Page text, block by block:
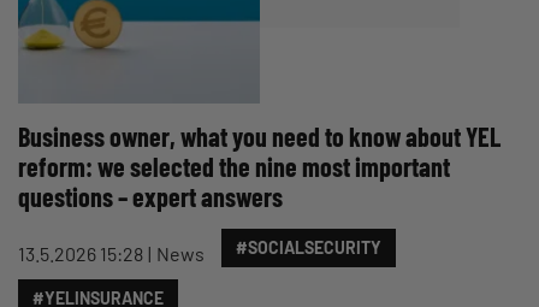
Business owner, what you need to know about YEL
reform: we selected the nine most important
questions – expert answers
13.5.2026 15:28 News #SOCIALSECURITY
#YELINSURANCE